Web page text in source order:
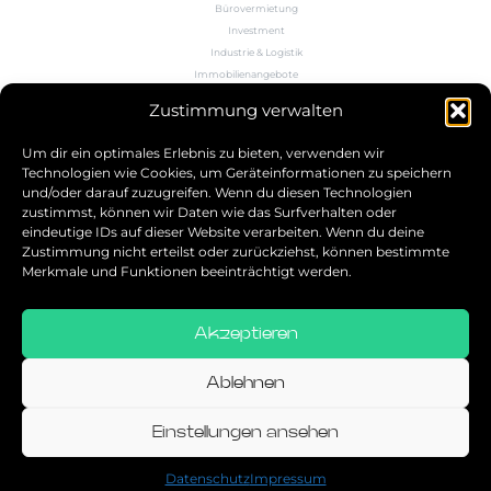
Zustimmung verwalten
Um dir ein optimales Erlebnis zu bieten, verwenden wir
Technologien wie Cookies, um Geräteinformationen zu speichern
und/oder darauf zuzugreifen. Wenn du diesen Technologien
zustimmst, können wir Daten wie das Surfverhalten oder
eindeutige IDs auf dieser Website verarbeiten. Wenn du deine
Zustimmung nicht erteilst oder zurückziehst, können bestimmte
Merkmale und Funktionen beeinträchtigt werden.
Akzeptieren
Ablehnen
Einstellungen ansehen
DatenschutzImpressum
Bürovermietung
Investment
Industrie & Logistik
Immobilienangebote
Wissen
5.0
Bestbewerteter Service
verifiziert von: Trustindex
Allgemeine Geschäftsbedingungen